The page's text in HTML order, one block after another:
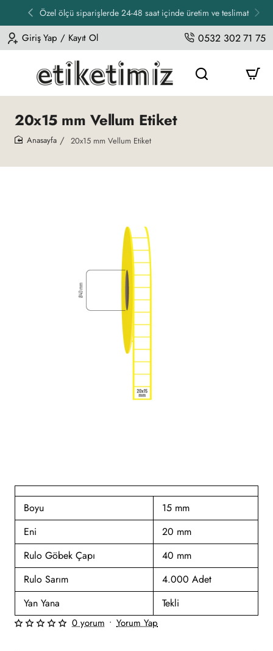
Özel ölçü siparişlerde 24-48 saat içinde üretim ve teslimat
Giriş Yap / Kayıt Ol 0532 302 71 75
20x15 mm Vellum Etiket
20x15 mm Vellum Etiket
Boyu
15 mm
Eni
20 mm
Rulo Göbek Çapı
40 mm
Rulo Sarım
4.000 Adet
Yan Yana
Tekli
0 yorum • Yorum Yap